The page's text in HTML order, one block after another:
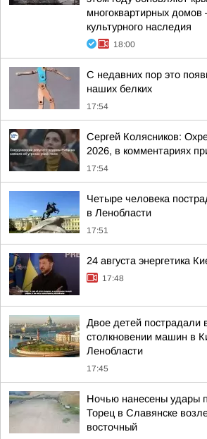
многоквартирных
культурного наследия
18:00
С недавних пор это
наших белких
17:54
Сергей Колясников:
2026, в комментариях
17:54
Четыре человека
в Ленобласти
17:51
24 августа энергетика
17:48
Двое детей пострадали
столкновении машин в
Ленобласти
17:45
Ночью нанесены удары
Торец в Славянске
восточный